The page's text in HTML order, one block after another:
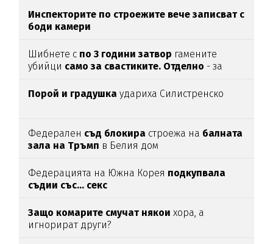
Инспекторите по строежите вече записват с
боди камери
Шибнете с по 3 години затвор гамените
убийци само за свастиките. Отделно - за
Порой и градушка удариха Силистренско
Федерален съд блокира строежа на балната
зала на Тръмп в Белия дом
Федерацията на Южна Корея подкупвала
съдии със... секс
Защо комарите смучат някои хора, а
игнорират други?